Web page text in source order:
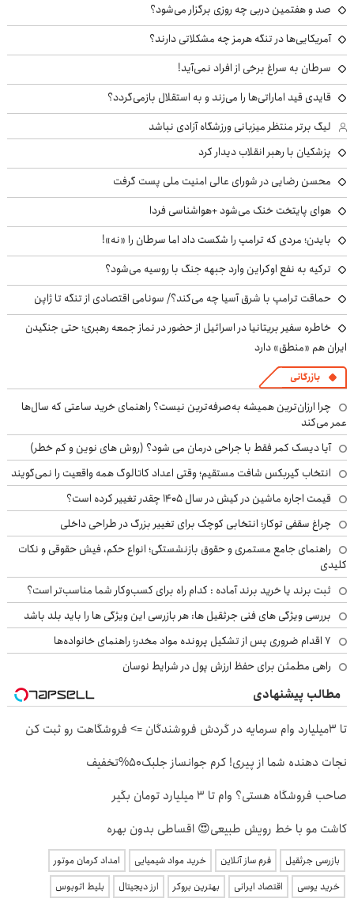
صد و هفتمین دربی چه روزی برگزار می‌شود؟
آمریکایی‌ها در تنگه هرمز چه مشکلاتی دارند؟
سرطان به سراغ برخی از افراد نمی‌آید!
قایدی قید اماراتی‌ها را می‌زند و به استقلال بازمی‌گردد؟
لیگ برتر منتظر میزبانی ورزشگاه آزادی نباشد
پزشکیان با رهبر انقلاب دیدار کرد
محسن رضایی در شورای عالی امنیت ملی پست گرفت
هوای پایتخت خنک می‌شود +هواشناسی فردا
بایدن؛ مردی که ترامپ را شکست داد اما سرطان را «نه»!
ترکیه به نفع اوکراین وارد جبهه جنگ با روسیه می‌شود؟
حماقت ترامپ با شرق آسیا چه می‌کند؟/ سونامی اقتصادی از تنگه تا ژاپن
خاطره سفیر بریتانیا در اسرائیل از حضور در نماز جمعه رهبری؛ حتی جنگیدن
ایران هم «منطق» دارد
بازرگانی
چرا ارزان‌ترین همیشه به‌صرفه‌ترین نیست؟ راهنمای خرید ساعتی که سال‌ها
عمر می‌کند
آیا دیسک کمر فقط با جراحی درمان می شود؟ (روش های نوین و کم خطر)
انتخاب گیربکس شافت مستقیم؛ وقتی اعداد کاتالوگ همه واقعیت را نمی‌گویند
قیمت اجاره ماشین در کیش در سال ۱۴۰۵ چقدر تغییر کرده است؟
چراغ سقفی توکار؛ انتخابی کوچک برای تغییر بزرگ در طراحی داخلی
راهنمای جامع مستمری و حقوق بازنشستگی؛ انواع حکم، فیش حقوقی و نکات
کلیدی
ثبت برند یا خرید برند آماده : کدام راه برای کسب‌وکار شما مناسب‌تر است؟
بررسی ویژگی های فنی جرثقیل ها: هر بازرسی این ویژگی ها را باید بلد باشد
۷ اقدام ضروری پس از تشکیل پرونده مواد مخدر؛ راهنمای خانواده‌ها
راهی مطمئن برای حفظ ارزش پول در شرایط نوسان
مطالب پیشنهادی
تا 3میلیارد وام سرمایه در گردش فروشندگان => فروشگاهت رو ثبت کن
نجات دهنده شما از پیری! کرم جوانساز جلبک50%تخفیف
صاحب فروشگاه هستی؟ وام تا ۳ میلیارد تومان بگیر
کاشت مو با خط رویش طبیعی😍 اقساطی بدون بهره
بازرسی جرثقیل فرم ساز آنلاین خرید مواد شیمیایی
امداد کرمان موتور
خرید یوسی
اقتصاد ایرانی بهترین بروکر ارز دیجیتال بلیط اتوبوس